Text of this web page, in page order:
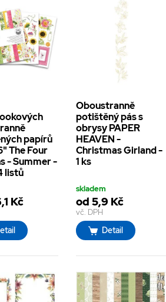
papírů
The Four
- Summer -
listů
Kč
Oboustranně
potištěný pás s
obrysy PAPER
HEAVEN -
Christmas Girland -
1 ks
skladem
od 5,9 Kč
vč. DPH
Detail